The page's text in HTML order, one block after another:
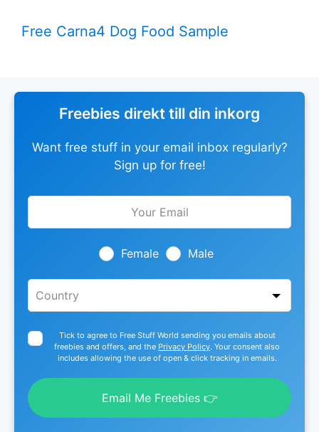
Free Carna4 Dog Food Sample
Freebies direkt till din inkorg
Want free stuff in your email inbox regularly?
Sign up for free!
Leave
Female Male
Tick to agree to Free Stuff World sending you emails about
freebies and offers, and the Privacy Policy. Your consent also
includes allowing the use of open & click tracking in emails.
Email Me Freebies 👉